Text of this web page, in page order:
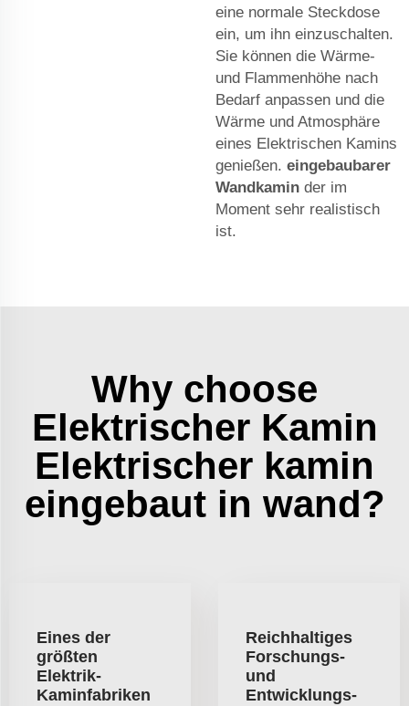
eine normale Steckdose
ein, um ihn einzuschalten.
Sie können die Wärme-
und Flammenhöhe nach
Bedarf anpassen und die
Wärme und Atmosphäre
eines Elektrischen Kamins
genießen. eingebaubarer
Wandkamin der im
Moment sehr realistisch
ist.
Why choose
Elektrischer Kamin
Elektrischer kamin
eingebaut in wand?
Eines der
größten
Elektrik-
Kaminfabriken
Reichhaltiges
Forschungs-
und
Entwicklungs-